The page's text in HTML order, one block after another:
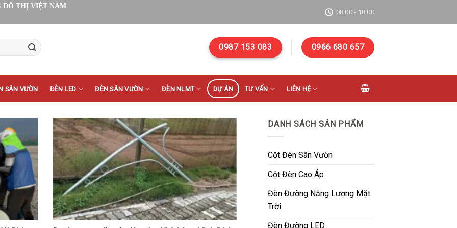
ĐÔ THỊ VIỆT NAM
08:00 - 18:00
0987 153 083 0966 680 657
SÂN VƯỜN ĐÈN LED ĐÈN SÂN VƯỜN ĐÈN NLMT DỰ ÁN TƯ VẤN LIÊN HỆ
DANH SÁCH SẢN PHẨM
Cột Đèn Sân Vườn
Cột Đèn Cao Áp
Đèn Đường Năng Lượng Mặt
Trời
Đèn Đường LED